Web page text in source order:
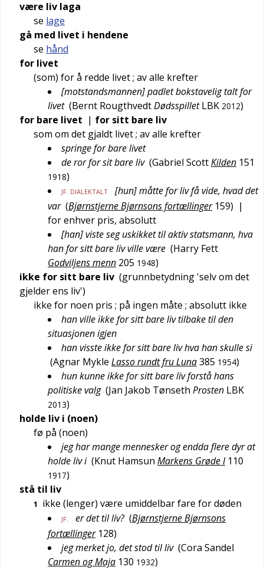
være liv laga
se lage
gå med livet i hendene
se hånd
for livet
(som) for å redde livet; av alle krefter
[motstandsmannen] padlet bokstavelig talt for
livet (Bernt RougthvedtDødsspillet LBK 2012)
for bare livet | for sitt bare liv
som om det gjaldt livet; av alle krefter
springe for bare livet
de ror for sit bare liv (Gabriel ScottKilden 151
1918)
JF. DIALEKTALT
[hun] måtte for liv få vide, hvad det
var (Bjørnstjerne Bjørnsons fortællinger 159) |
for enhver pris, absolutt
[han] viste seg uskikket til aktiv statsmann, hva
han for sitt bare liv ville være (Harry Fett
Godviljens menn 205 1948)
ikke for sitt bare liv (grunnbetydning 'selv om det
gjelder ens liv')
ikke for noen pris ; på ingen måte ; absolutt ikke
han ville ikke for sitt bare liv tilbake til den
situasjonen igjen
han visste ikke for sitt bare liv hva han skulle si
(Agnar Mykle Lasso rundt fru Luna385 1954)
hun kunne ikke for sitt bare liv forstå hans
politiske valg (Jan Jakob Tønseth Prosten LBK
2013)
holde liv i (noen)
fø på (noen)
jeg har mange mennesker og endda flere dyr at
holde liv i (Knut Hamsun Markens Grøde I 110
1917)
stå til liv
1 ikke (lenger) være umiddelbar fare for døden
JF. er det til liv? (Bjørnstjerne Bjørnsons
fortællinger 128)
jeg merket jo, det stod til liv (Cora Sandel
Carmen og Maja 130 1932)